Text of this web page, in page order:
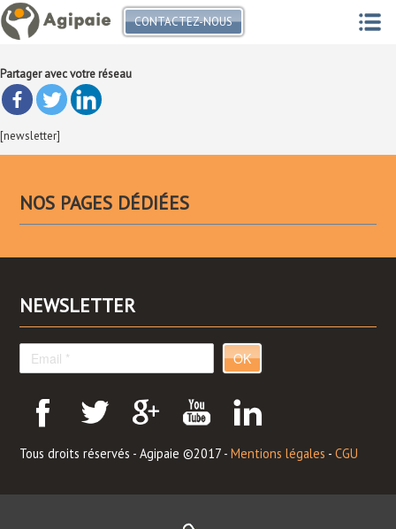
CONTACTEZ-NOUS
Newsletter
Partager avec votre réseau
[newsletter]
NOS PAGES DÉDIÉES
NEWSLETTER
OK
Tous droits réservés - Agipaie ©2017 -Mentions légales -CGU